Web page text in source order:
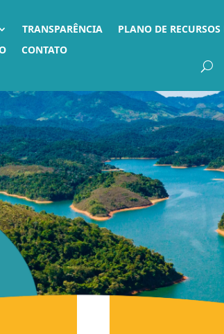
TRANSPARÊNCIA PLANO DE
CONTATO